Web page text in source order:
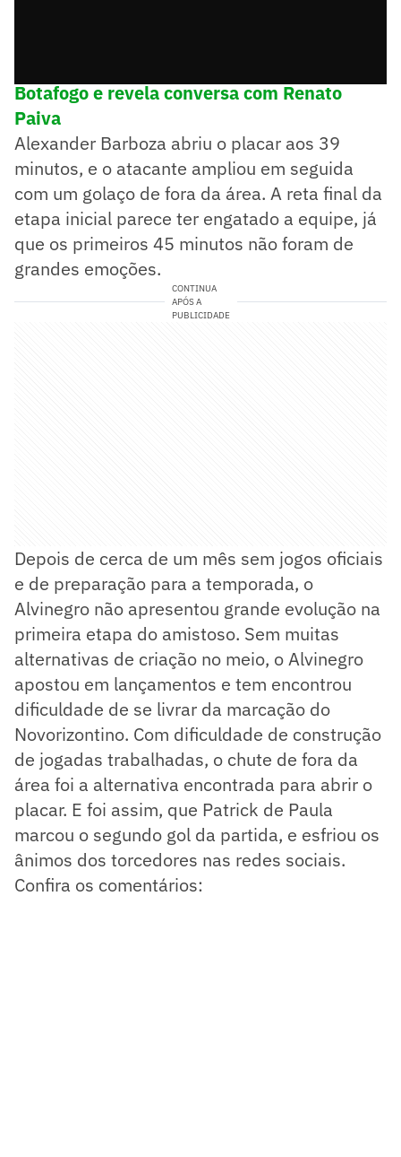
Botafogo e revela conversa com Renato
Paiva
Alexander Barboza abriu o placar aos 39
minutos, e o atacante ampliou em seguida
com um golaço de fora da área. A reta final da
etapa inicial parece ter engatado a equipe, já
que os primeiros 45 minutos não foram de
grandes emoções.
CONTINUA
APÓS A
PUBLICIDADE
Depois de cerca de um mês sem jogos oficiais
e de preparação para a temporada, o
Alvinegro não apresentou grande evolução na
primeira etapa do amistoso. Sem muitas
alternativas de criação no meio, o Alvinegro
apostou em lançamentos e tem encontrou
dificuldade de se livrar da marcação do
Novorizontino. Com dificuldade de construção
de jogadas trabalhadas, o chute de fora da
área foi a alternativa encontrada para abrir o
placar. E foi assim, que Patrick de Paula
marcou o segundo gol da partida, e esfriou os
ânimos dos torcedores nas redes sociais.
Confira os comentários: